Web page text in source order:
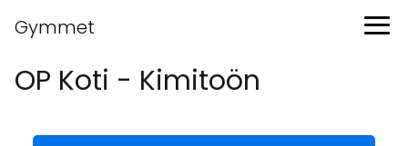
Gymmet
OP Koti - Kimitoön